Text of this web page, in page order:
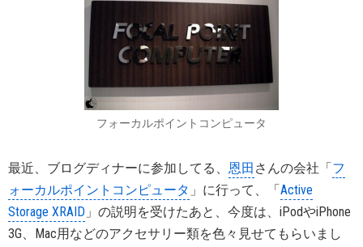
フォーカルポイントコンピュータ
最近、ブログディナーに参加してる、 恩田 さんの会社「フ
ォーカルポイントコンピュータ 」に行って、「Active
Storage XRAID 」の説明を受けたあと、今度は、iPodやiPhone
3G、Mac用などのアクセサリー類を色々見せてもらいまし